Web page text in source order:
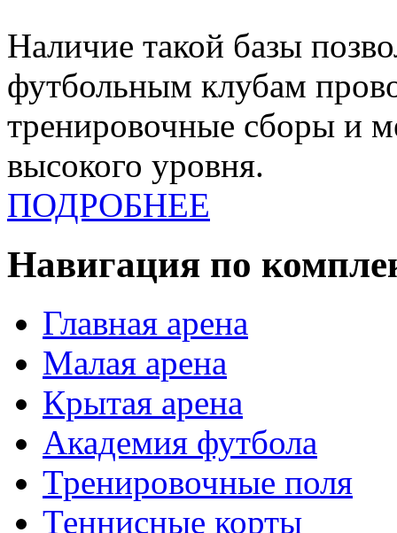
Наличие такой базы
футбольным клубам
тренировочные сборы и
высокого уровня.
ПОДРОБНЕЕ
Навигация по
Главная арена
Малая арена
Крытая арена
Академия футбола
Тренировочные поля
Теннисные корты